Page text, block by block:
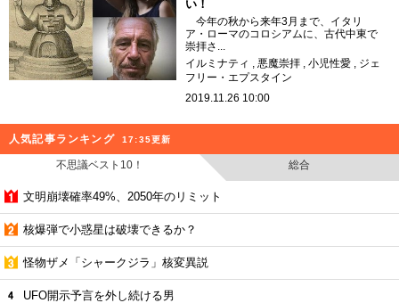
い！
今年の秋から来年3月まで、イタリ
ア・ローマのコロシアムに、古代中東で
崇拝さ...
イルミナティ
悪魔崇拝 小児性愛
ジェ
フリー・エプスタイン
2019.11.26 10:00
人気記事ランキング 17:35更新
不思議ベスト10！ 総合
文明崩壊確率49%、2050年のリミット
核爆弾で小惑星は破壊できるか？
怪物ザメ「シャークジラ」核変異説
UFO開示予言を外し続ける男